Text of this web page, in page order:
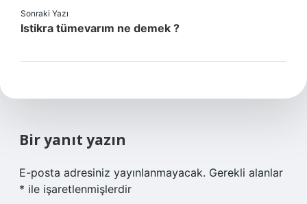
Sonraki Yazı
Istikra tümevarım ne demek ?
Bir yanıt yazın
E-posta adresiniz yayınlanmayacak. Gerekli alanlar
* ile işaretlenmişlerdir